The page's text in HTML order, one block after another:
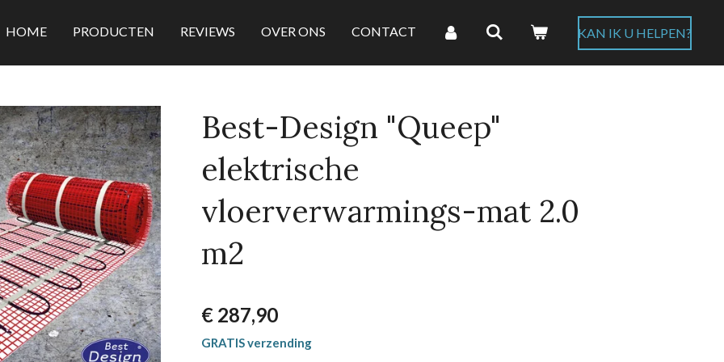
HOME PRODUCTEN REVIEWS OVER ONS CONTACT KAN IK U HELPEN?
Best-Design "Queep"
elektrische
vloerverwarmings-mat 2.0
m2
€ 287,90
GRATIS verzending